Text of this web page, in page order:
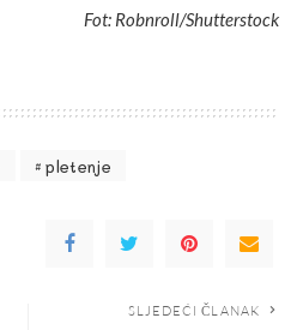
Fot: Robnroll/Shutterstock
pletenje
SLJEDEĆI ČLANAK